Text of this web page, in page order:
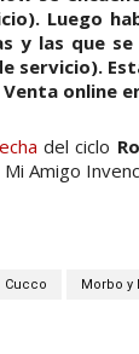
Luego
y las que
servicio).
online
del ciclo
Amigo
Cucco Morbo y